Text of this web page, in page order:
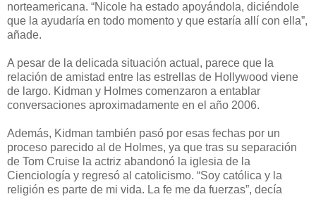
norteamericana. “Nicole ha estado apoyándola, diciéndole
que la ayudaría en todo momento y que estaría allí con ella”,
añade.
A pesar de la delicada situación actual, parece que la
relación de amistad entre las estrellas de Hollywood viene
de largo. Kidman y Holmes comenzaron a entablar
conversaciones aproximadamente en el año 2006.
Además, Kidman también pasó por esas fechas por un
proceso parecido al de Holmes, ya que tras su separación
de Tom Cruise la actriz abandonó la iglesia de la
Cienciología y regresó al catolicismo. “Soy católica y la
religión es parte de mi vida. La fe me da fuerzas”, decía